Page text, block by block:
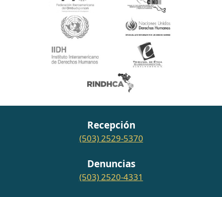
Recepción
(503) 2529-5370
Denuncias
(503) 2520-4331